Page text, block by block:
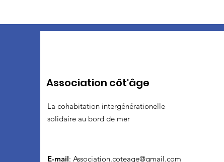
Association côt'âge
La cohabitation intergénérationelle
solidaire au bord de mer
E-mail: Association.coteage@gmail.com